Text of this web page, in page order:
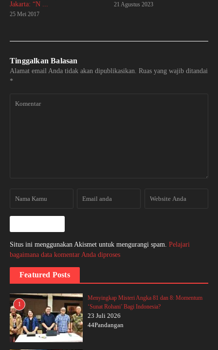
Jakarta: “N ...
25 Mei 2017
21 Agustus 2023
Tinggalkan Balasan
Alamat email Anda tidak akan dipublikasikan. Ruas yang wajib ditandai
*
Situs ini menggunakan Akismet untuk mengurangi spam. Pelajari
bagaimana data komentar Anda diproses
Featured Posts
1
Menyingkap Misteri Angka 81 dan 8: Momentum
‘Sunat Rohani’ Bagi Indonesia?
23 Juli 2026
44Pandangan